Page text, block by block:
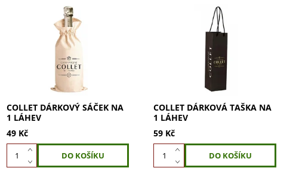
Elegantní bavlněný sáček
Collet na 1 láhev. Perfektní
obal pro šampaňské, který
promění každou láhev v
nevšední dárek.
Doporučujeme!
COLLET DÁRKOVÝ SÁČEK NA
1 LÁHEV
49 Kč
Elegantní dárková taška Collet
na 1 láhev. Perfektní obal pro
šampaňské, který promění
každou láhev v luxusní dárek.
Získejte ji nyní!
COLLET DÁRKOVÁ TAŠKA NA
1 LÁHEV
59 Kč